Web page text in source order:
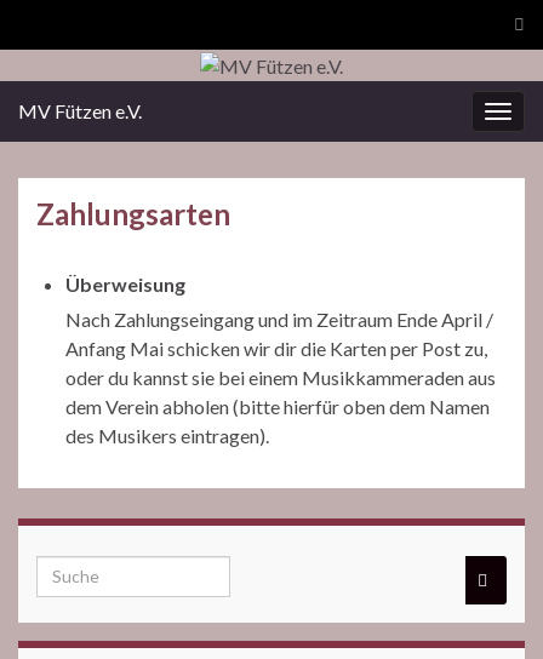
MV Fützen e.V.
Zahlungsarten
Überweisung
Nach Zahlungseingang und im Zeitraum Ende April /
Anfang Mai schicken wir dir die Karten per Post zu,
oder du kannst sie bei einem Musikkammeraden aus
dem Verein abholen (bitte hierfür oben dem Namen
des Musikers eintragen).